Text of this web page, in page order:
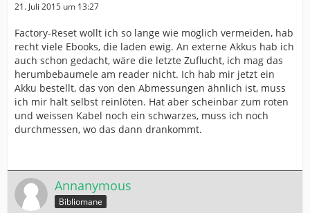
21. Juli 2015 um 13:27
Factory-Reset wollt ich so lange wie möglich vermeiden, hab
recht viele Ebooks, die laden ewig. An externe Akkus hab ich
auch schon gedacht, wäre die letzte Zuflucht, ich mag das
herumbebaumele am reader nicht. Ich hab mir jetzt ein
Akku bestellt, das von den Abmessungen ähnlich ist, muss
ich mir halt selbst reinlöten. Hat aber scheinbar zum roten
und weissen Kabel noch ein schwarzes, muss ich noch
durchmessen, wo das dann drankommt.
Annanymous
Bibliomane